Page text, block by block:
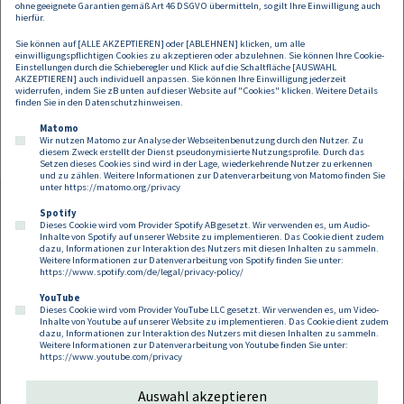
übernehmen wir keine Haftung für allfälligen
Schadenersatz.
Footer
Kontakt Datenschutz
Impressum
Compliance
Cookies
ohne geeignete Garantien gemäß Art 46 DSGVO übermitteln, so gilt Ihre Einwilligung auch
hierfür.
Sie können auf [ALLE AKZEPTIEREN] oder [ABLEHNEN] klicken, um alle
einwilligungspflichtigen Cookies zu akzeptieren oder abzulehnen. Sie können Ihre Cookie-
Einstellungen durch die Schieberegler und Klick auf die Schaltfläche [AUSWAHL
AKZEPTIEREN] auch individuell anpassen. Sie können Ihre Einwilligung jederzeit
widerrufen, indem Sie zB unten auf dieser Website auf "Cookies" klicken. Weitere Details
finden Sie in den Datenschutzhinweisen.
Matomo
Wir nutzen Matomo zur Analyse der Webseitenbenutzung durch den Nutzer. Zu
diesem Zweck erstellt der Dienst pseudonymisierte Nutzungsprofile. Durch das
Setzen dieses Cookies sind wird in der Lage, wiederkehrende Nutzer zu erkennen
und zu zählen. Weitere Informationen zur Datenverarbeitung von Matomo finden Sie
unter https://matomo.org/privacy
Spotify
Dieses Cookie wird vom Provider Spotify AB gesetzt. Wir verwenden es, um Audio-
Inhalte von Spotify auf unserer Website zu implementieren. Das Cookie dient zudem
dazu, Informationen zur Interaktion des Nutzers mit diesen Inhalten zu sammeln.
Weitere Informationen zur Datenverarbeitung von Spotify finden Sie unter:
https://www.spotify.com/de/legal/privacy-policy/
YouTube
Dieses Cookie wird vom Provider YouTube LLC gesetzt. Wir verwenden es, um Video-
Inhalte von Youtube auf unserer Website zu implementieren. Das Cookie dient zudem
dazu, Informationen zur Interaktion des Nutzers mit diesen Inhalten zu sammeln.
Weitere Informationen zur Datenverarbeitung von Youtube finden Sie unter:
https://www.youtube.com/privacy
Auswahl akzeptieren
Follow us on: